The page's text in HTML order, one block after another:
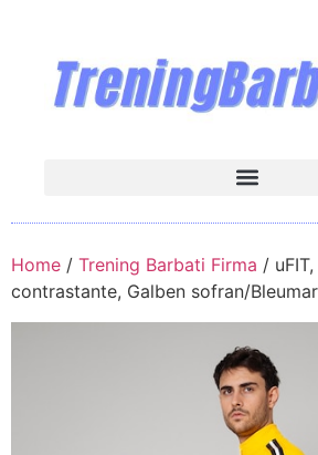
Home / Trening Barbati Firma /
contrastante, Galben sofran/